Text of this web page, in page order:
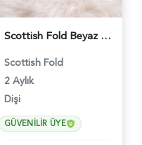
Scottish Fold Beyaz Güzellik 2 Aylık - 4690
Scottish Fold
2 Aylık
Dişi
GÜVENILIR ÜYE